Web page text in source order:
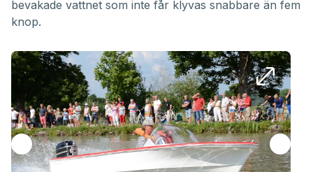
bevakade vattnet som inte får klyvas snabbare än fem
knop.